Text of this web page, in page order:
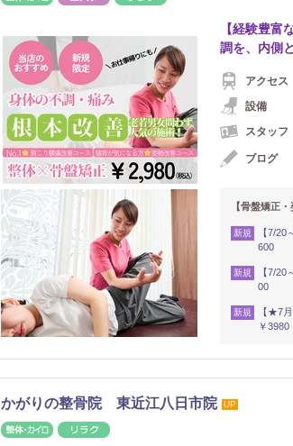
【経験豊
調を、内側
アクセス
設備
スタッフ
ブログ
【骨盤矯正
新規
【7/
600
新規
【7/
00
新規
【★7
￥3980
かがりの整骨院 東近江八日市院 UP
整体・カイロ